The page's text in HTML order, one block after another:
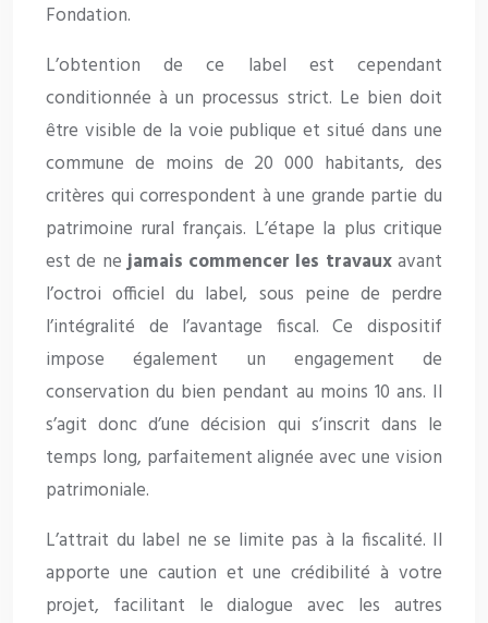
Fondation.
L’obtention de ce label est cependant
conditionnée à un processus strict. Le bien doit
être visible de la voie publique et situé dans une
commune de moins de 20 000 habitants, des
critères qui correspondent à une grande partie du
patrimoine rural français. L’étape la plus critique
est de nejamais commencer les travauxavant
l’octroi officiel du label, sous peine de perdre
l’intégralité de l’avantage fiscal. Ce dispositif
impose également un engagement de
conservation du bien pendant au moins 10 ans. Il
s’agit donc d’une décision qui s’inscrit dans le
temps long, parfaitement alignée avec une vision
patrimoniale.
L’attrait du label ne se limite pas à la fiscalité. Il
apporte une caution et une crédibilité à votre
projet, facilitant le dialogue avec les autres